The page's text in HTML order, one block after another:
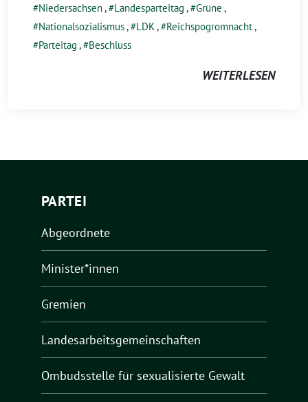
Niedersachsen, Landesparteitag , Grüne ,
Nationalsozialismus, LDK , Reichspogromnacht,
Parteitag , Beschluss
WEITERLESEN
PARTEI
Abgeordnete
Minister*innen
Gremien
Landesarbeitsgemeinschaften
Ombudsstelle für sexualisierte Gewalt